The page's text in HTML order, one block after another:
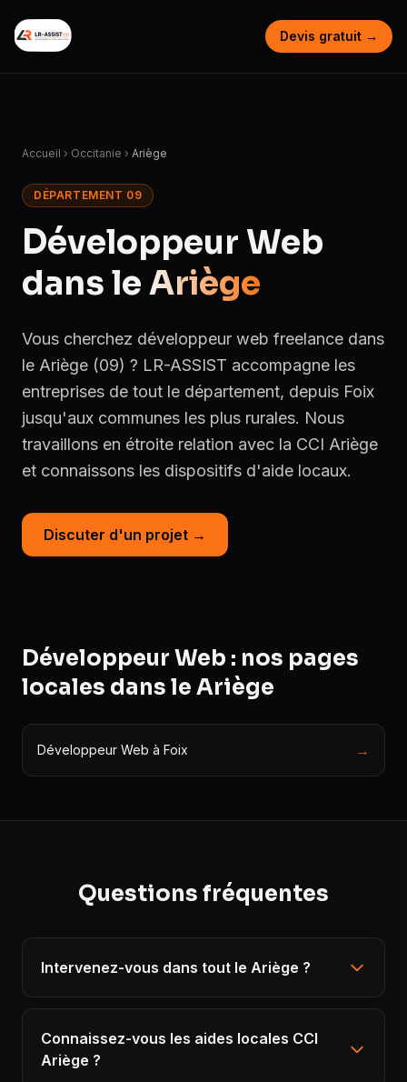
Devis gratuit →
Accueil › Occitanie › Ariège
DÉPARTEMENT 09
Développeur Web
dans le Ariège
Vous cherchez développeur web freelance dans
le Ariège (09) ? LR-ASSIST accompagne les
entreprises de tout le département, depuis Foix
jusqu'aux communes les plus rurales. Nous
travaillons en étroite relation avec la CCI Ariège
et connaissons les dispositifs d'aide locaux.
Discuter d'un projet →
Développeur Web : nos pages
locales dans le Ariège
Développeur Web à Foix →
Questions fréquentes
Intervenez-vous dans tout le Ariège ?
Connaissez-vous les aides locales CCI
Ariège ?